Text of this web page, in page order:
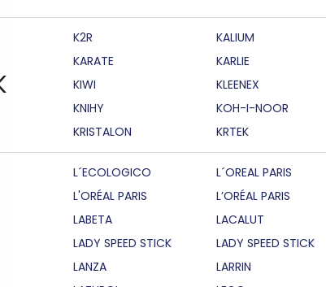
K2R KALIUM
KARATE
KARLIE
KIWI
KLEENEX
KNIHY
KOH-I-NOOR
KRISTALON
KRTEK
L´ECOLOGICO L´OREAL PARIS
L'ORÉAL PARIS
L’ORÉAL PARIS
LABETA
LACALUT
LADY SPEED STICK
LADY SPEED STICK
LANZA
LARRIN